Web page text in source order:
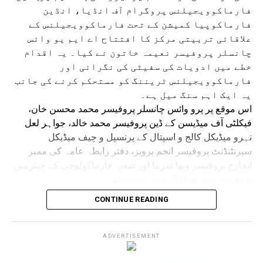
یا رب العالمین۔
فارماکوویجیلنس پروگرام آف انڈیا، انڈین
فارماکوپیا کمیشن کے تحت فارماکوویجیلنس کے
علاقائی تربیتی مرکز کا افتتاح اے ایم یو وائس
چانسلر پروفیسر نعیمہ خاتون نے کیا۔ یہ اقدام
خطے میں ادویات کی سفیٹی کی نگرانی اور
فارماکوویجیلنس ٹریننگ کو مستحکم کرنے کی جانب
یہ ایک اہم سنگ میل ہے۔
اس موقع پر پرو وائس چانسلر پروفیسر محمد محسن خان،
فیکلٹی آف میڈیسن کے ڈین پروفیسر محمد خالد، جواہر لعل
نہرو میڈیکل کالج و اسپتال کے پرنسپل و چیف میڈیکل
سپرنٹنڈنٹ پروفیسر انجم پرویز، دفتر رابطہ عامہ کی ممبر
تقریب سے خطاب کرتے ہوئے وائس چانسلر پروفیسر نعیمہ
خاتون نے کہا کہ علاقائی تربیتی مرکز کا قیام محفوظ اور
معقول طریقے سے ادویات کے استعمال کے فروغ کے تئیں اے ایم
یو کے عزم کا مظہر ہے۔ انہوں نے کہا کہ جدید طبی نظام میں
ایک مضبوط فارماکوویجیلنس نظام ناگزیر ہے، جو ادویات کے
CONTINUE READING
ADVERTISEMENT